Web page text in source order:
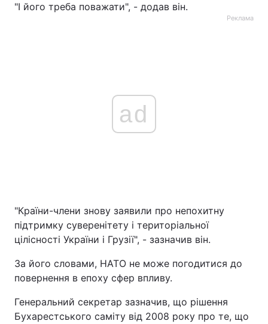
"І його треба поважати", - додав він.
Реклама
ad
"Країни-члени знову заявили про непохитну
підтримку суверенітету і територіальної
цілісності України і Грузії", - зазначив він.
За його словами, НАТО не може погодитися до
повернення в епоху сфер впливу.
Генеральний секретар зазначив, що рішення
Бухарестського саміту від 2008 року про те, що